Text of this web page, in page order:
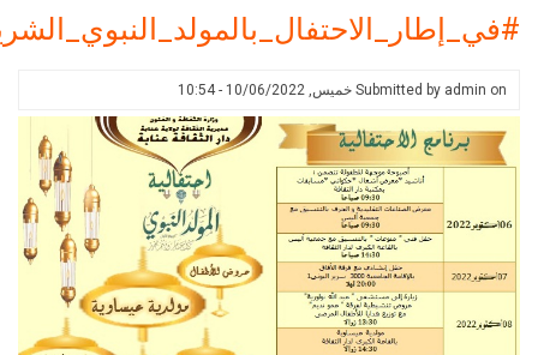
#في_إطار_الاحتفال_بالمولد_النبوي_الشريف2022
Submitted خميس, 10/06/2022 - 10:54